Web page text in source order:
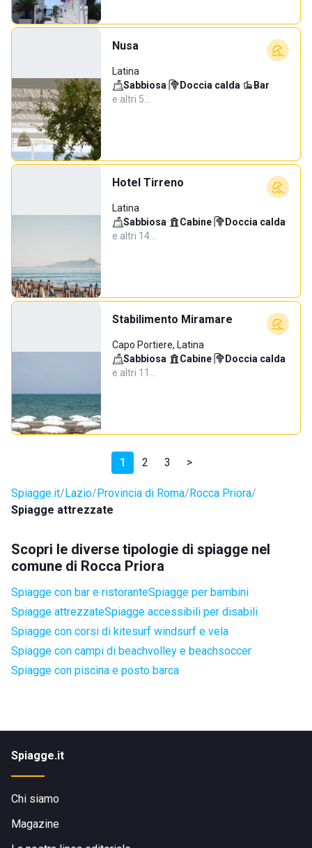
Nusa
Latina
Sabbiosa· Doccia calda· Bar·
e altri 5…
Hotel Tirreno
Latina
Sabbiosa· Cabine· Doccia calda·
e altri 14…
Stabilimento Miramare
Capo Portiere, Latina
Sabbiosa· Cabine· Doccia calda·
e altri 11…
1 2 3 >
Spiagge.it Lazio Provincia di Roma Rocca Priora
Spiagge attrezzate
Scopri le diverse tipologie di spiagge nel
comune di Rocca Priora
Spiagge con bar e ristoranteSpiagge per bambini
Spiagge attrezzateSpiagge accessibili per disabili
Spiagge con corsi di kitesurf windsurf e vela
Spiagge con campi di beachvolley e beachsoccer
Spiagge con piscina e posto barca
Spiagge.it
Chi siamo
Magazine